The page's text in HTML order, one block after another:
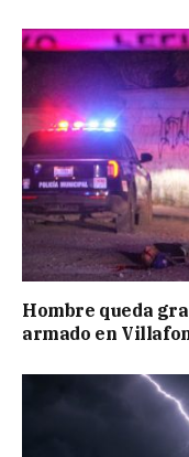
Hombre queda
armado en